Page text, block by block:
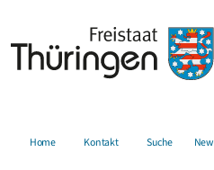
Home Kontakt Suche